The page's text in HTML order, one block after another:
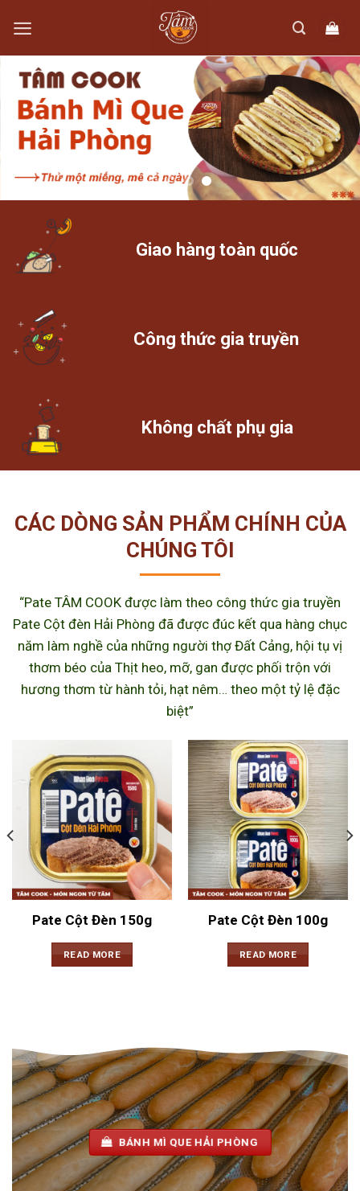
content
Giao hàng toàn quốc
Công thức gia truyền
Không chất phụ gia
CÁC DÒNG SẢN PHẨM CHÍNH CỦA
CHÚNG TÔI
“Pate TÂM COOK được làm theo công thức gia truyền
Pate Cột đèn Hải Phòng đã được đúc kết qua hàng chục
năm làm nghề của những người thợ Đất Cảng, hội tụ vị
thơm béo của Thịt heo, mỡ, gan được phối trộn với
hương thơm từ hành tỏi, hạt nêm… theo một tỷ lệ đặc
biệt”
Pate Cột Đèn 150g
READ MORE
Pate Cột Đèn 100g
READ MORE
BÁNH MÌ QUE HẢI PHÒNG